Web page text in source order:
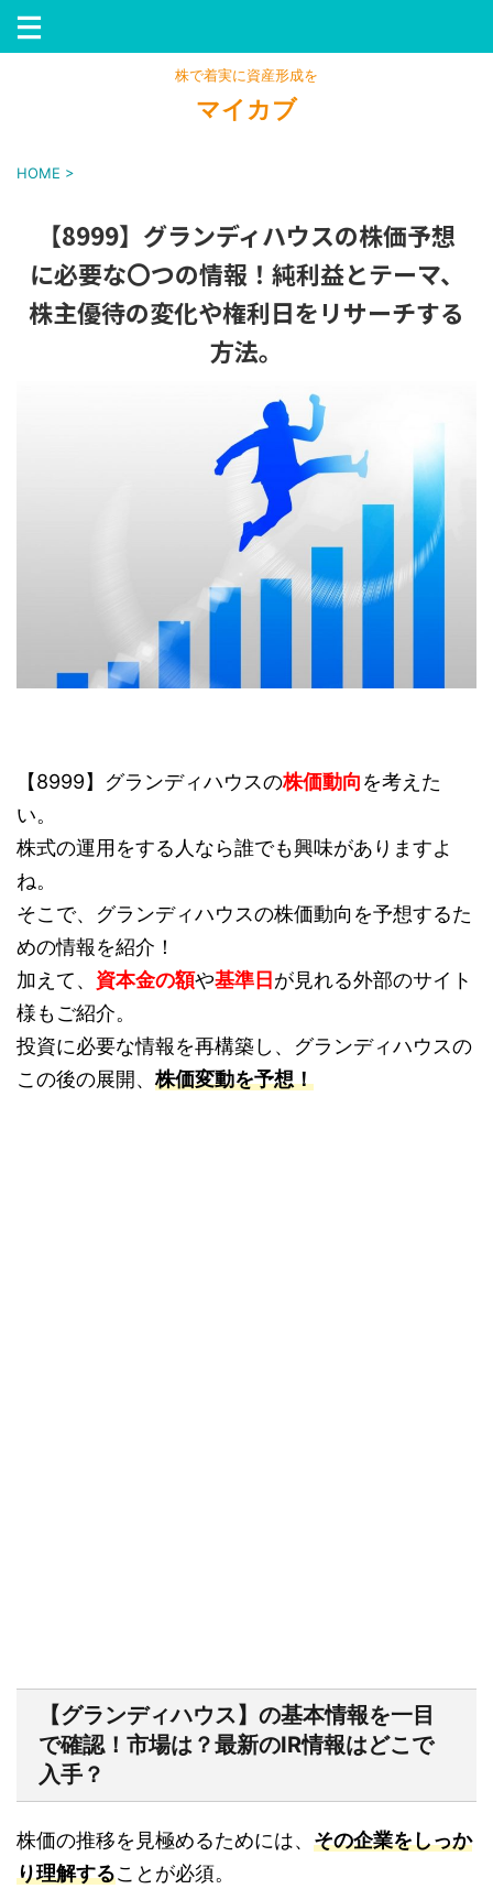
株で着実に資産形成を
マイカブ
HOME >
【8999】グランディハウスの株価予想
に必要な〇つの情報！純利益とテーマ、
株主優待の変化や権利日をリサーチする
方法。
【8999】グランディハウスの株価動向を考えた
い。
株式の運用をする人なら誰でも興味がありますよ
ね。
そこで、グランディハウスの株価動向を予想するた
めの情報を紹介！
加えて、 資本金の額や基準日が見れる外部のサイト
様もご紹介。
投資に必要な情報を再構築し、グランディハウスの
この後の展開、株価変動を予想！
【グランディハウス】の基本情報を一目
で確認！市場は？最新のIR情報はどこで
入手？
株価の推移を見極めるためには、 その企業をしっか
り理解することが必須。